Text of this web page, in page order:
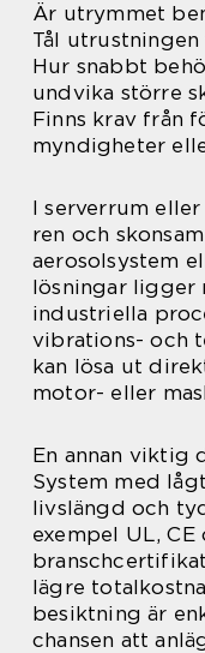
Är utrymmet
Tål
Hur snabbt
undvika större
Finns krav från
myndigheter
I serverrum
ren och
aerosolsystem
lösningar ligger
industriella
vibrations- och
kan lösa ut
motor- eller
En annan viktig
System med
livslängd och
exempel UL, CE
lägre
besiktning är
chansen att